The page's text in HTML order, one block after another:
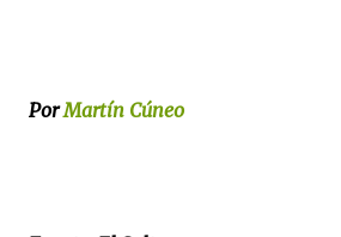
PorMartín Cúneo